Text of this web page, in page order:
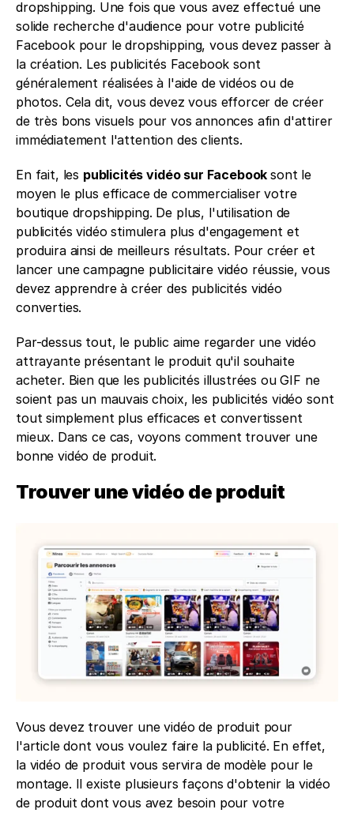
dropshipping. Une fois que vous avez effectué une
solide recherche d'audience pour votre publicité
Facebook pour le dropshipping, vous devez passer à
la création. Les publicités Facebook sont
généralement réalisées à l'aide de vidéos ou de
photos. Cela dit, vous devez vous efforcer de créer
de très bons visuels pour vos annonces afin d'attirer
immédiatement l'attention des clients.
En fait, les publicités vidéo sur Facebook sont le
moyen le plus efficace de commercialiser votre
boutique dropshipping. De plus, l'utilisation de
publicités vidéo stimulera plus d'engagement et
produira ainsi de meilleurs résultats. Pour créer et
lancer une campagne publicitaire vidéo réussie, vous
devez apprendre à créer des publicités vidéo
converties.
Par-dessus tout, le public aime regarder une vidéo
attrayante présentant le produit qu'il souhaite
acheter. Bien que les publicités illustrées ou GIF ne
soient pas un mauvais choix, les publicités vidéo sont
tout simplement plus efficaces et convertissent
mieux. Dans ce cas, voyons comment trouver une
bonne vidéo de produit.
Trouver une vidéo de produit
Vous devez trouver une vidéo de produit pour
l'article dont vous voulez faire la publicité. En effet,
la vidéo de produit vous servira de modèle pour le
montage. Il existe plusieurs façons d'obtenir la vidéo
de produit dont vous avez besoin pour votre